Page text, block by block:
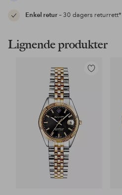
Enkel retur– 30 dagers returrett*
Lignende produkter
Legg